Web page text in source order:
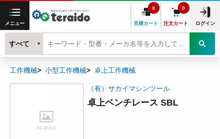
メニュー 見積カート
0
注文カート
0
ログイン
すべて
工作機械 小型工作機械 卓上工作機械
（有）サカイマシンツール
卓上ベンチレース SBL